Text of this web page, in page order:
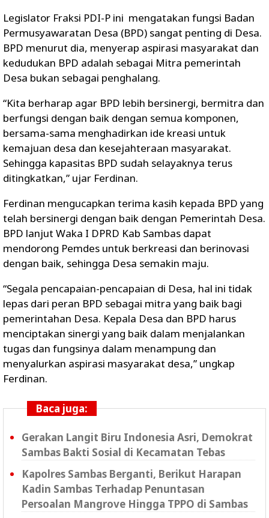
Legislator Fraksi PDI-P ini mengatakan fungsi Badan
Permusyawaratan Desa (BPD) sangat penting di Desa.
BPD menurut dia, menyerap aspirasi masyarakat dan
kedudukan BPD adalah sebagai Mitra pemerintah
Desa bukan sebagai penghalang.
“Kita berharap agar BPD lebih bersinergi, bermitra dan
berfungsi dengan baik dengan semua komponen,
bersama-sama menghadirkan ide kreasi untuk
kemajuan desa dan kesejahteraan masyarakat.
Sehingga kapasitas BPD sudah selayaknya terus
ditingkatkan,” ujar Ferdinan.
Ferdinan mengucapkan terima kasih kepada BPD yang
telah bersinergi dengan baik dengan Pemerintah Desa.
BPD lanjut Waka I DPRD Kab Sambas dapat
mendorong Pemdes untuk berkreasi dan berinovasi
dengan baik, sehingga Desa semakin maju.
“Segala pencapaian-pencapaian di Desa, hal ini tidak
lepas dari peran BPD sebagai mitra yang baik bagi
pemerintahan Desa. Kepala Desa dan BPD harus
menciptakan sinergi yang baik dalam menjalankan
tugas dan fungsinya dalam menampung dan
menyalurkan aspirasi masyarakat desa,” ungkap
Ferdinan.
Baca juga:
Gerakan Langit Biru Indonesia Asri, Demokrat
Sambas Bakti Sosial di Kecamatan Tebas
Kapolres Sambas Berganti, Berikut Harapan
Kadin Sambas Terhadap Penuntasan
Persoalan Mangrove Hingga TPPO di Sambas